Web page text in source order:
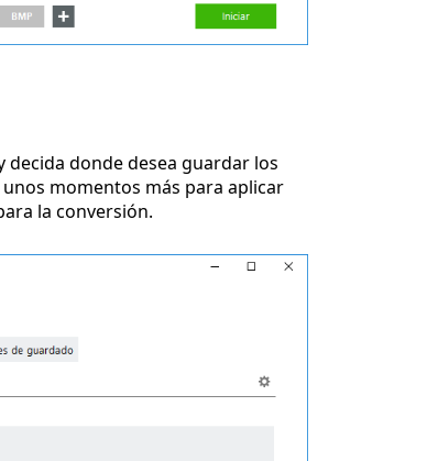
decida donde desea guardar los
momentos más para aplicar
la conversión.